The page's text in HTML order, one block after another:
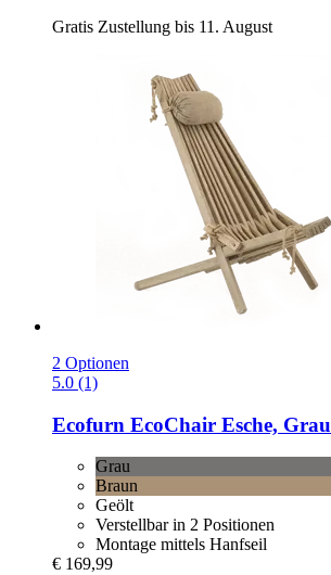
Gratis Zustellung bis 11. August
2 Optionen
5.0 (1)
Ecofurn EcoChair Esche, Grau
Grau
Braun
Geölt
Verstellbar in 2 Positionen
Montage mittels Hanfseil
€ 169,99